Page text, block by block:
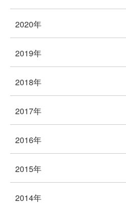
2020年
2019年
2018年
2017年
2016年
2015年
2014年